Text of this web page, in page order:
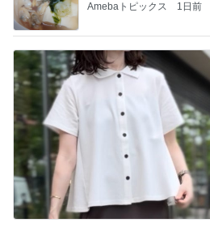
Amebaトピックス 1日前